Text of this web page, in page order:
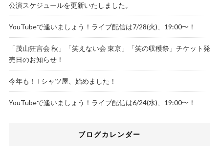
公演スケジュールを更新いたしました。
YouTubeで逢いましょう！ライブ配信は7/28(火)、19:00〜！
「茂山狂言会 秋」「笑えない会 東京」「笑の収穫祭」チケット発
売日のお知らせ！
今年も！Tシャツ屋、始めました！
YouTubeで逢いましょう！ライブ配信は6/24(水)、19:00〜！
ブログカレンダー